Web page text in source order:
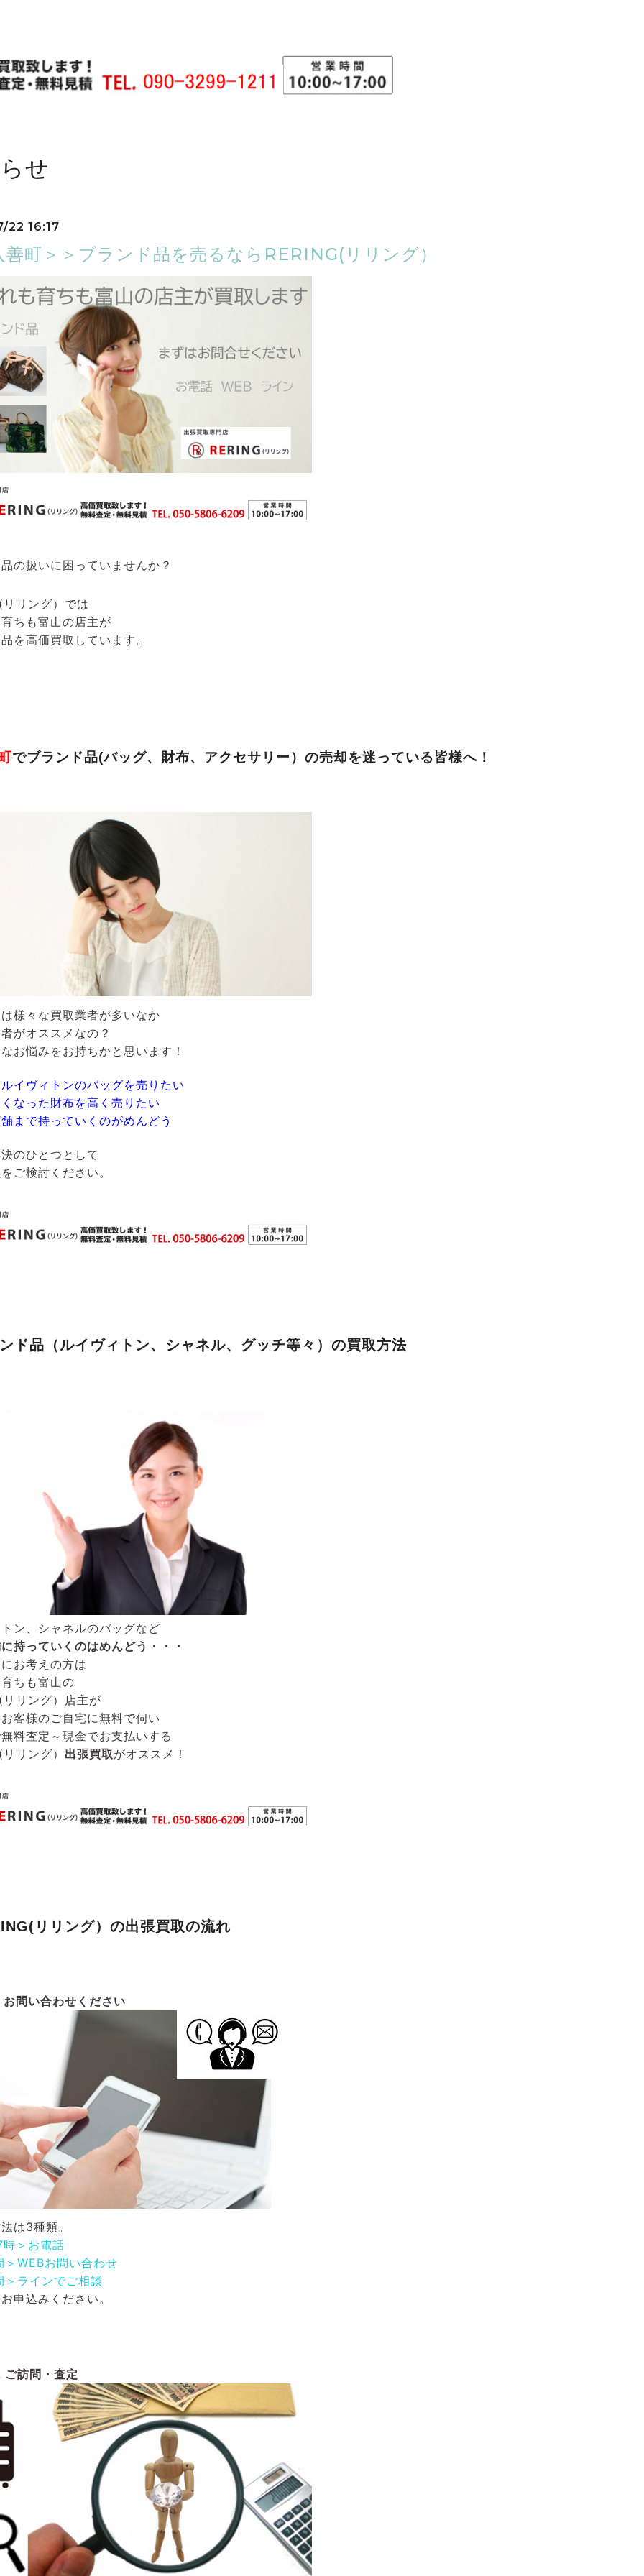
せ
22 16:17
善町＞＞ブランド品を売るならRERING(リリング）
の扱いに困っていませんか？
リング） では
ちも富山の店主が
を高価買取しています。
でブランド品(バッグ、財布、アクセサリー） の売却を迷っている皆様へ！
様々な買取業者が多いなか
がオススメなの？
お悩みをお持ちかと思います！
イヴィトンのバッグを売りたい
なった財布を高く売りたい
まで持っていくのがめんどう
のひとつとして
をご検討ください。
ド品（ルイヴィトン、シャネル、グッチ等々）の買取方法
ン、シャネルのバッグなど
持っていくのはめんどう・・・
お考えの方は
ちも富山の
リング） 店主が
客様のご自宅に無料で伺い
料査定～現金でお支払いする
リング） 出張買取がオススメ！
リリング）の出張買取の流れ
お問い合わせください
は3種類。
時＞お電話
WEBお問い合わせ
ラインでご相談
申込みください。
ご訪問・査定